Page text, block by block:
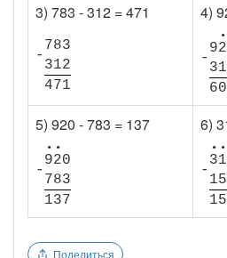
3) 783 - 312 = 471
-
783
312
471
4)
•
-
92
31
60
5) 920 - 783 = 137
• •
-
920
783
137
6)
• •
-
31
15
15
Поделиться